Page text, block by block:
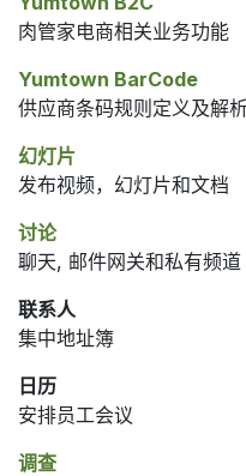
肉管家电商相关业务功能
Yumtown BarCode
供应商条码规则定义及解
幻灯片
发布视频，幻灯片和文档
讨论
聊天, 邮件网关和私有频道
联系人
集中地址簿
日历
安排员工会议
调查